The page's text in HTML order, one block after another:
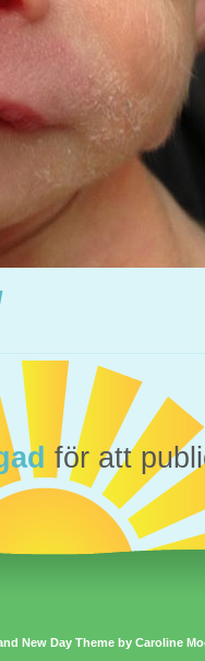
för att
New Day Theme by Caroline